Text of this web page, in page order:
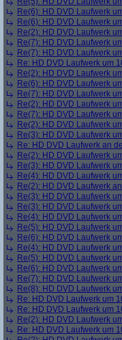
Re(6): HD DVD Laufwerk
Re(6): HD DVD Laufwerk
Re(2): HD DVD Laufwerk
Re(7): HD DVD Laufwerk
Re(7): HD DVD Laufwerk
Re: HD DVD Laufwerk um
Re(2): HD DVD Laufwerk
Re(6): HD DVD Laufwerk
Re(7): HD DVD Laufwerk
Re(2): HD DVD Laufwerk
Re(7): HD DVD Laufwerk
Re(2): HD DVD Laufwerk
Re(3): HD DVD Laufwerk
Re: HD DVD Laufwerk an
Re(2): HD DVD Laufwerk
Re(3): HD DVD Laufwerk
Re(4): HD DVD Laufwerk
Re(2): HD DVD Laufwerk
Re(3): HD DVD Laufwerk
Re(3): HD DVD Laufwerk
Re(4): HD DVD Laufwerk
Re(5): HD DVD Laufwerk
Re(6): HD DVD Laufwerk
Re(4): HD DVD Laufwerk
Re(5): HD DVD Laufwerk
Re(6): HD DVD Laufwerk
Re(7): HD DVD Laufwerk
Re(8): HD DVD Laufwerk
Re: HD DVD Laufwerk um
Re: HD DVD Laufwerk um
Re(2): HD DVD Laufwerk
Re: HD DVD Laufwerk um